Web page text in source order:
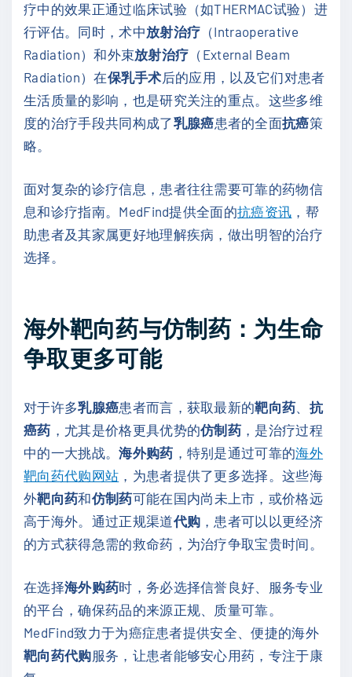
疗中的效果正通过临床试验（如THERMAC试验）进
行评估。同时，术中放射治疗 （Intraoperative
Radiation）和外束放射治疗 （External Beam
Radiation）在保乳手术后的应用，以及它们对患者
生活质量的影响，也是研究关注的重点。这些多维
度的治疗手段共同构成了乳腺癌患者的全面抗癌策
略。
面对复杂的诊疗信息，患者往往需要可靠的药物信
息和诊疗指南。MedFind提供全面的抗癌资讯 ，帮
助患者及其家属更好地理解疾病，做出明智的治疗
选择。
海外靶向药与仿制药：为生命
争取更多可能
对于许多乳腺癌患者而言，获取最新的靶向药、 抗
癌药 ，尤其是价格更具优势的仿制药 ，是治疗过程
中的一大挑战。海外购药 ，特别是通过可靠的海外
靶向药代购网站 ，为患者提供了更多选择。这些海
外靶向药和仿制药可能在国内尚未上市，或价格远
高于海外。通过正规渠道代购 ，患者可以以更经济
的方式获得急需的救命药，为治疗争取宝贵时间。
在选择海外购药时，务必选择信誉良好、服务专业
的平台，确保药品的来源正规、质量可靠。
MedFind致力于为癌症患者提供安全、便捷的海外
靶向药代购服务，让患者能够安心用药，专注于康